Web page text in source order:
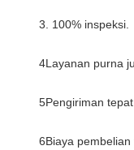
3. 100% inspeksi.
4Layanan purna
5Pengiriman tepat
6Biaya